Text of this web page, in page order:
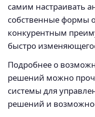
самим настраивать
собственные формы
конкурентным
быстро
Подробнее о
решений можно
системы для
решений и